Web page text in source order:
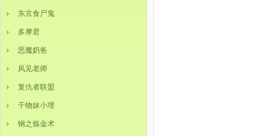
东京食尸鬼
多摩君
恶魔奶爸
风见老师
复仇者联盟
干物妹小埋
钢之炼金术